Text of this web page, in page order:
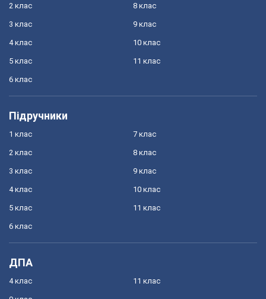
2 клас
3 клас
4 клас
5 клас
6 клас
8 клас
9 клас
10 клас
11 клас
Підручники
1 клас
2 клас
3 клас
4 клас
5 клас
6 клас
7 клас
8 клас
9 клас
10 клас
11 клас
ДПА
4 клас 11 клас